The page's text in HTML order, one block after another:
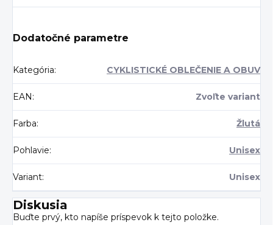
Dodatočné parametre
Kategória: CYKLISTICKÉ OBLEČENIE A OBUV
EAN : Zvoľte variant
Farba: Žlutá
Pohlavie: Unisex
Variant: Unisex
Diskusia
Buďte prvý, kto napíše príspevok k tejto položke.